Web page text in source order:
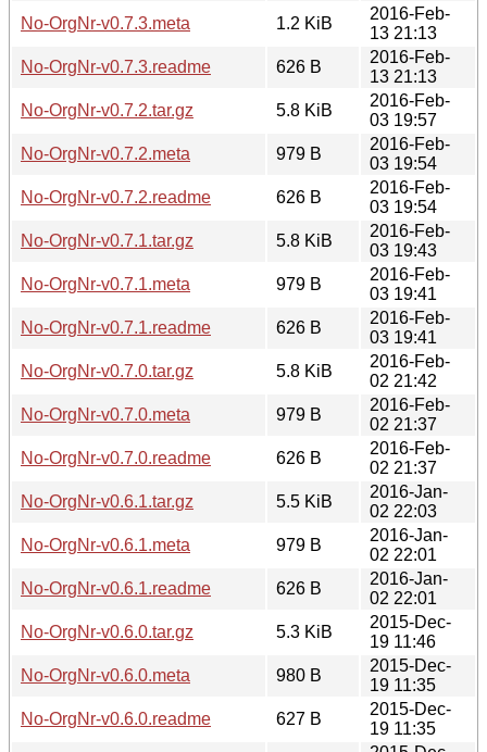
No-OrgNr-v0.7.3.meta
1.2 KiB
2016-Feb-
13 21:13
No-OrgNr-v0.7.3.readme
626 B
2016-Feb-
13 21:13
No-OrgNr-v0.7.2.tar.gz
5.8 KiB
2016-Feb-
03 19:57
No-OrgNr-v0.7.2.meta
979 B
2016-Feb-
03 19:54
No-OrgNr-v0.7.2.readme
626 B
2016-Feb-
03 19:54
No-OrgNr-v0.7.1.tar.gz
5.8 KiB
2016-Feb-
03 19:43
No-OrgNr-v0.7.1.meta
979 B
2016-Feb-
03 19:41
No-OrgNr-v0.7.1.readme
626 B
2016-Feb-
03 19:41
No-OrgNr-v0.7.0.tar.gz
5.8 KiB
2016-Feb-
02 21:42
No-OrgNr-v0.7.0.meta
979 B
2016-Feb-
02 21:37
No-OrgNr-v0.7.0.readme
626 B
2016-Feb-
02 21:37
No-OrgNr-v0.6.1.tar.gz
5.5 KiB
2016-Jan-
02 22:03
No-OrgNr-v0.6.1.meta
979 B
2016-Jan-
02 22:01
No-OrgNr-v0.6.1.readme
626 B
2016-Jan-
02 22:01
No-OrgNr-v0.6.0.tar.gz
5.3 KiB
2015-Dec-
19 11:46
No-OrgNr-v0.6.0.meta
980 B
2015-Dec-
19 11:35
No-OrgNr-v0.6.0.readme
627 B
2015-Dec-
19 11:35